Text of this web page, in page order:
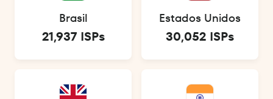
Brasil
21,937 ISPs
Estados Unidos
30,052 ISPs